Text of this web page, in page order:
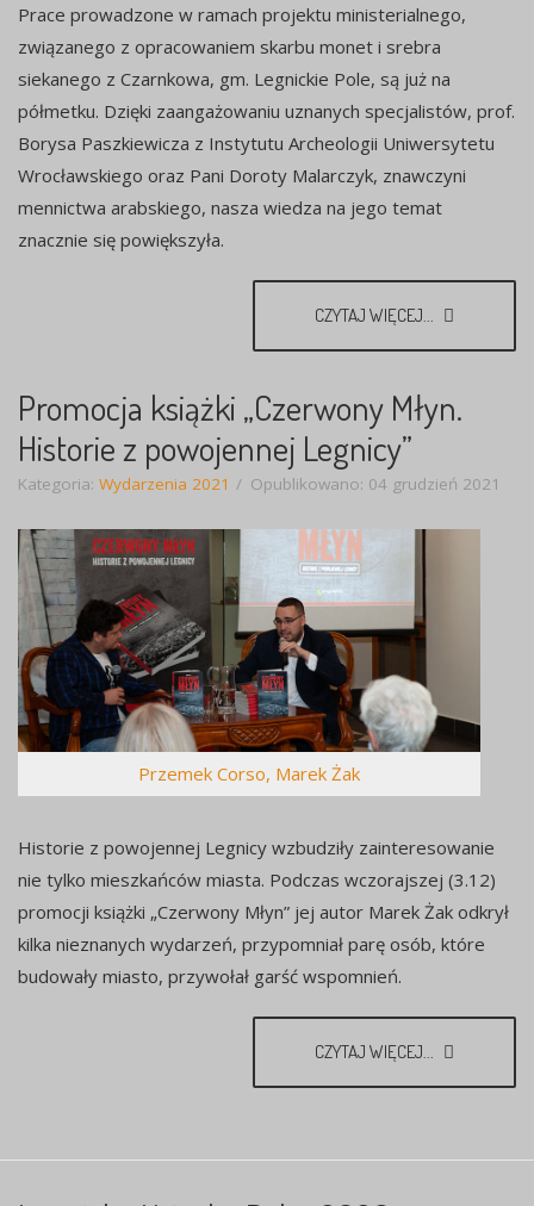
Prace prowadzone w ramach projektu ministerialnego,
związanego z opracowaniem skarbu monet i srebra
siekanego z Czarnkowa, gm. Legnickie Pole, są już na
półmetku. Dzięki zaangażowaniu uznanych specjalistów, prof.
Borysa Paszkiewicza z Instytutu Archeologii Uniwersytetu
Wrocławskiego oraz Pani Doroty Malarczyk, znawczyni
mennictwa arabskiego, nasza wiedza na jego temat
znacznie się powiększyła.
CZYTAJ WIĘCEJ...
Promocja książki „Czerwony Młyn.
Historie z powojennej Legnicy”
Kategoria: Wydarzenia 2021 Opublikowano: 04 grudzień 2021
Przemek Corso, Marek Żak
Historie z powojennej Legnicy wzbudziły zainteresowanie
nie tylko mieszkańców miasta. Podczas wczorajszej (3.12)
promocji książki „Czerwony Młyn” jej autor Marek Żak odkrył
kilka nieznanych wydarzeń, przypomniał parę osób, które
budowały miasto, przywołał garść wspomnień.
CZYTAJ WIĘCEJ...